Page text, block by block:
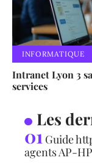
INFORMATIQUE
Intranet Lyon 3
services
Les
Guide
agents AP-